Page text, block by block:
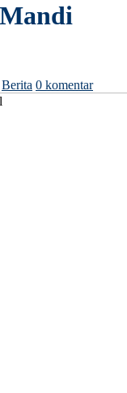
Berita 0 komentar